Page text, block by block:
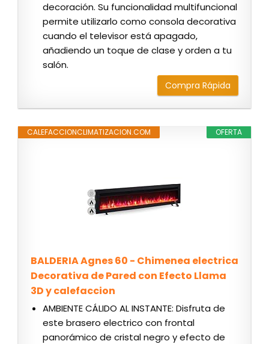
decoración. Su funcionalidad multifuncional
permite utilizarlo como consola decorativa
cuando el televisor está apagado,
añadiendo un toque de clase y orden a tu
salón.
Compra Rápida
OFERTA
CALEFACCIONCLIMATIZACION.COM
BALDERIA Agnes 60 - Chimenea electrica
Decorativa de Pared con Efecto Llama
3D y calefaccion
AMBIENTE CÁLIDO AL INSTANTE: Disfruta de
este brasero electrico con frontal
panorámico de cristal negro y efecto de